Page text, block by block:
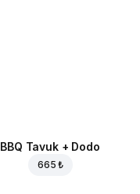
BBQ Tavuk + Dodo
665 ₺